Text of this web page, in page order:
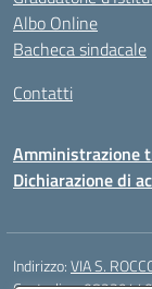
Albo Online
Bacheca sindacale
Contatti
Amministrazione
Dichiarazione di
Indirizzo:VIA S.